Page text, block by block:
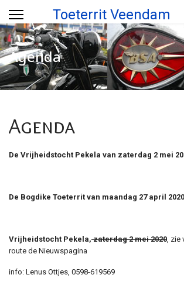
Toeterrit Veendam
Agenda
Agenda
De Vrijheidstocht Pekela van zaterdag 2 mei
De Bogdike Toeterrit van maandag 27 april
Vrijheidstocht Pekela,zaterdag 2 mei 2020, zie
route de Nieuwspagina
info: Lenus Ottjes, 0598-619569